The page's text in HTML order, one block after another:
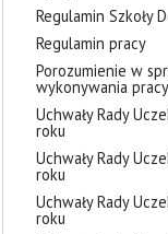
Regulamin Szkoły
Regulamin pracy
Porozumienie w
wykonywania
Uchwały Rady
roku
Uchwały Rady
roku
Uchwały Rady
roku